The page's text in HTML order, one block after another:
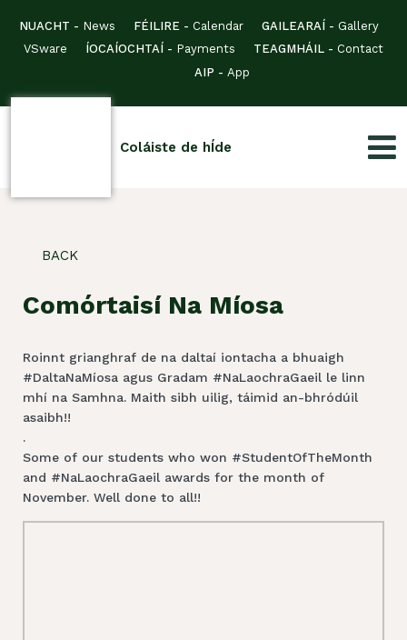
NUACHT - News FÉILIRE - Calendar GAILEARAÍ - Gallery
VSware
ÍOCAÍOCHTAÍ - Payments TEAGMHÁIL - Contact
AIP - App
Coláiste de hÍde
BACK
Comórtaisí Na Míosa
Roinnt grianghraf de na daltaí iontacha a bhuaigh
#DaltaNaMíosa agus Gradam #NaLaochraGaeil le linn
mhí na Samhna. Maith sibh uilig, táimid an-bhródúil
asaibh!!
.
Some of our students who won #StudentOfTheMonth
and #NaLaochraGaeil awards for the month of
November. Well done to all!!